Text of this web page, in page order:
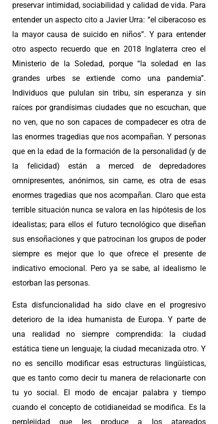
preservar intimidad, sociabilidad y calidad de vida. Para
entender un aspecto cito a Javier Urra: “el ciberacoso es
la mayor causa de suicido en niños”. Y para entender
otro aspecto recuerdo que en 2018 Inglaterra creo el
Ministerio de la Soledad, porque “la soledad en las
grandes urbes se extiende como una pandemia”.
Individuos que pululan sin tribu, sin esperanza y sin
raíces por grandísimas ciudades que no escuchan, que
no ven, que no son capaces de compadecer es otra de
las enormes tragedias que nos acompañan. Y personas
que en la edad de la formación de la personalidad (y de
la felicidad) están a merced de depredadores
omnipresentes, anónimos, sin carne, es otra de esas
enormes tragedias que nos acompañan. Claro que esta
terrible situación nunca se valora en las hipótesis de los
idealistas; para ellos el futuro tecnológico que diseñan
sus ensoñaciones y que patrocinan los grupos de poder
siempre es mejor que lo que ofrece el presente de
indicativo emocional. Pero ya se sabe, al idealismo le
estorban las personas.
Esta disfuncionalidad ha sido clave en el progresivo
deterioro de la idea humanista de Europa. Y parte de
una realidad no siempre comprendida: la ciudad
estática tiene un lenguaje; la ciudad mecanizada otro. Y
no es sencillo modificar esas estructuras lingüísticas,
que es tanto como decir tu manera de relacionarte con
tu yo social. El modo de encajar palabra y tiempo
cuando el concepto de cotidianeidad se modifica. Es la
perplejidad que les produce a los atareados